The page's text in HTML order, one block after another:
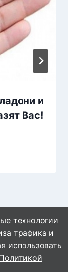
и
Вас!
технологии
трафика и
использовать
Политикой